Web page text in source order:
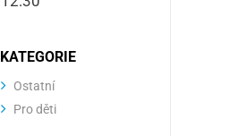
KATEGORIE
Ostatní
Pro děti